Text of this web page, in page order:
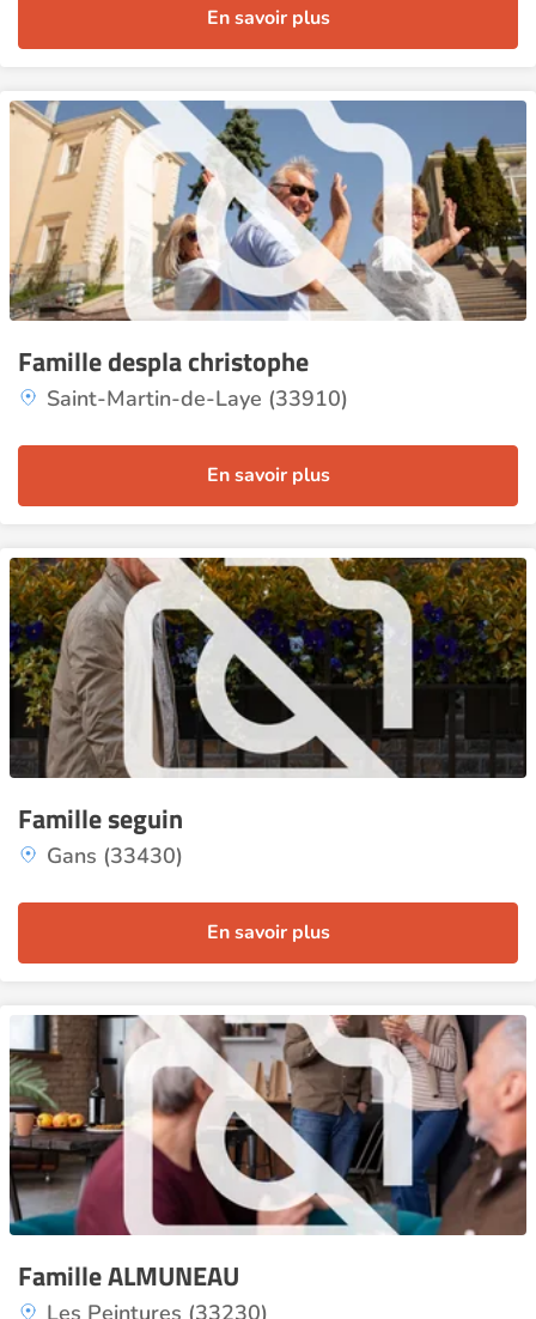
En savoir plus
Famille despla christophe
Saint-Martin-de-Laye (33910)
En savoir plus
Famille seguin
Gans (33430)
En savoir plus
Famille ALMUNEAU
Les Peintures (33230)